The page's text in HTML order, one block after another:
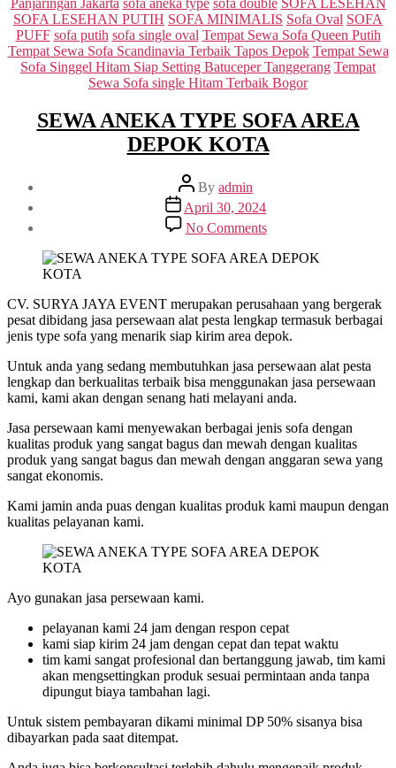
Panjaringan Jakarta sofa aneka type sofa double SOFA LESEHAN
SOFA LESEHAN PUTIH SOFA MINIMALIS Sofa Oval SOFA
PUFF sofa putih sofa single oval Tempat Sewa Sofa Queen Putih
Tempat Sewa Sofa Scandinavia Terbaik Tapos Depok Tempat Sewa
Sofa Singgel Hitam Siap Setting Batuceper Tanggerang Tempat
Sewa Sofa single Hitam Terbaik Bogor
SEWA ANEKA TYPE SOFA AREA
DEPOK KOTA
Post
author
By admin
Post
date
April 30, 2024
No Commentson
SEWA
ANEKA
AREA
DEPOK
KOTA
CV. SURYA JAYA EVENT merupakan perusahaan yang bergerak
pesat dibidang jasa persewaan alat pesta lengkap termasuk berbagai
jenis type sofa yang menarik siap kirim area depok.
Untuk anda yang sedang membutuhkan jasa persewaan alat pesta
lengkap dan berkualitas terbaik bisa menggunakan jasa persewaan
kami, kami akan dengan senang hati melayani anda.
Jasa persewaan kami menyewakan berbagai jenis sofa dengan
kualitas produk yang sangat bagus dan mewah dengan kualitas
produk yang sangat bagus dan mewah dengan anggaran sewa yang
sangat ekonomis.
Kami jamin anda puas dengan kualitas produk kami maupun dengan
kualitas pelayanan kami.
Ayo gunakan jasa persewaan kami.
pelayanan kami 24 jam dengan respon cepat
kami siap kirim 24 jam dengan cepat dan tepat waktu
tim kami sangat profesional dan bertanggung jawab, tim kami
akan mengsettingkan produk sesuai permintaan anda tanpa
dipungut biaya tambahan lagi.
Untuk sistem pembayaran dikami minimal DP 50% sisanya bisa
dibayarkan pada saat ditempat.